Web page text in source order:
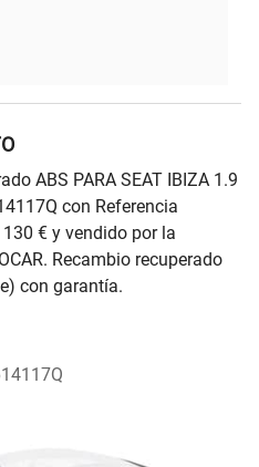
ABS PARA SEAT IBIZA 1.9
con Referencia
€ y vendido por la
Recambio recuperado
con garantía.